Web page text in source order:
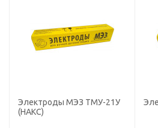
Электроды МЭЗ ТМУ-21У
(НАКС)